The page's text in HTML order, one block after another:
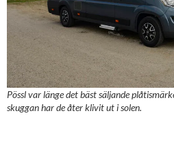
Pössl var länge det bäst säljande
skuggan har de åter klivit ut i solen.